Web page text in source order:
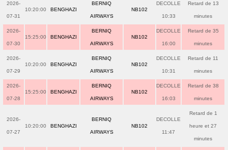
2026-
07-31
10:20:00 BENGHAZI
BERNIQ
AIRWAYS
NB102
DECOLLE
10:33
Retard de 13
minutes
2026-
07-30
15:25:00 BENGHAZI
BERNIQ
AIRWAYS
NB102
DECOLLE
16:00
Retard de 35
minutes
2026-
07-29
10:20:00 BENGHAZI
BERNIQ
AIRWAYS
NB102
DECOLLE
10:31
Retard de 11
minutes
2026-
07-28
15:25:00 BENGHAZI
BERNIQ
AIRWAYS
NB102
DECOLLE
16:03
Retard de 38
minutes
2026-
07-27
10:20:00 BENGHAZI
BERNIQ
AIRWAYS
NB102
DECOLLE
11:47
Retard de 1
heure et 27
minutes